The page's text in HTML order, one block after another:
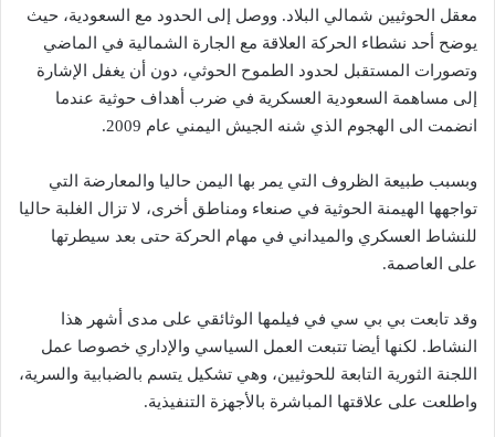
معقل الحوثيين شمالي البلاد. ووصل إلى الحدود مع السعودية، حيث
يوضح أحد نشطاء الحركة العلاقة مع الجارة الشمالية في الماضي
وتصورات المستقبل لحدود الطموح الحوثي، دون أن يغفل الإشارة
إلى مساهمة السعودية العسكرية في ضرب أهداف حوثية عندما
انضمت الى الهجوم الذي شنه الجيش اليمني عام 2009.
وبسبب طبيعة الظروف التي يمر بها اليمن حاليا والمعارضة التي
تواجهها الهيمنة الحوثية في صنعاء ومناطق أخرى، لا تزال الغلبة حاليا
للنشاط العسكري والميداني في مهام الحركة حتى بعد سيطرتها
على العاصمة.
وقد تابعت بي بي سي في فيلمها الوثائقي على مدى أشهر هذا
النشاط. لكنها أيضا تتبعت العمل السياسي والإداري خصوصا عمل
اللجنة الثورية التابعة للحوثيين، وهي تشكيل يتسم بالضبابية والسرية،
واطلعت على علاقتها المباشرة بالأجهزة التنفيذية.